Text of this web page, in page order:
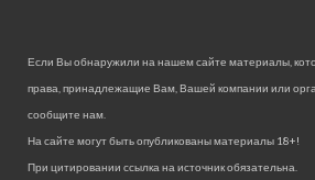
Если Вы обнаружили на нашем сайте материалы,
права, принадлежащие Вам, Вашей компании или
сообщите нам.
На сайте могут быть опубликованы материалы 18+!
При цитировании ссылка на источник обязательна.